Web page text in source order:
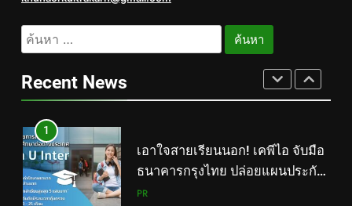
ค้นหา
สำหรับ:
Recent News
ศึกษาธิการ ส่งต่อโอกาสทางการ
ศึกษาให้เด็กพิเศษกว่า 100 คน ใช้
เวลา 434 วัน เปลี่ยนพื้นที่ว่างเปล่า
ให้กลายเป็นโรงเรียนแห่งความหวัง
8
Barter Connect ฉลอง 29 ปี เปิด
Brand New Concept “Together
We Grow” สร้างระบบนิเวศธุรกิจ
1
เอาใจสายเรียนนอก! เคพีไอ จับมือ
ธนาคารกรุงไทย ปล่อยแผนประกัน
“GEN U INTER” ยกระดับความ
PR